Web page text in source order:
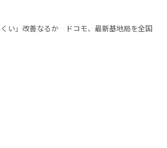
くい」改善なるか ドコモ、最新基地局を全国